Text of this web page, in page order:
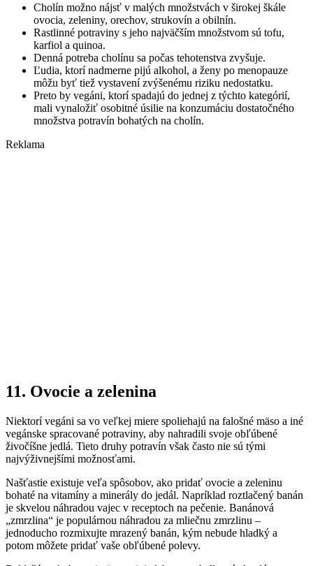
Cholín možno nájsť v malých množstvách v širokej škále
ovocia, zeleniny, orechov, strukovín a obilnín.
Rastlinné potraviny s jeho najväčším množstvom sú tofu,
karfiol a quinoa.
Denná potreba cholínu sa počas tehotenstva zvyšuje.
Ľudia, ktorí nadmerne pijú alkohol, a ženy po menopauze
môžu byť tiež vystavení zvýšenému riziku nedostatku.
Preto by vegáni, ktorí spadajú do jednej z týchto kategórií,
mali vynaložiť osobitné úsilie na konzumáciu dostatočného
množstva potravín bohatých na cholín.
Reklama
11. Ovocie a zelenina
Niektorí vegáni sa vo veľkej miere spoliehajú na falošné mäso a iné
vegánske spracované potraviny, aby nahradili svoje obľúbené
živočíšne jedlá. Tieto druhy potravín však často nie sú tými
najvýživnejšími možnosťami.
Našťastie existuje veľa spôsobov, ako pridať ovocie a zeleninu
bohaté na vitamíny a minerály do jedál. Napríklad roztlačený banán
je skvelou náhradou vajec v receptoch na pečenie. Banánová
„zmrzlina“ je populárnou náhradou za mliečnu zmrzlinu –
jednoducho rozmixujte mrazený banán, kým nebude hladký a
potom môžete pridať vaše obľúbené polevy.